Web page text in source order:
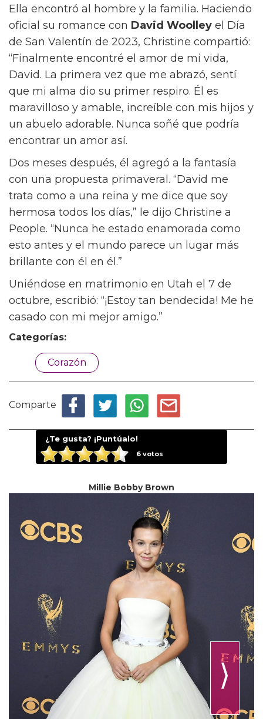
Ella encontró al hombre y la familia. Haciendo
oficial su romance con David Woolley el Día
de San Valentín de 2023, Christine compartió:
“Finalmente encontré el amor de mi vida,
David. La primera vez que me abrazó, sentí
que mi alma dio su primer respiro. Él es
maravilloso y amable, increíble con mis hijos y
un abuelo adorable. Nunca soñé que podría
encontrar un amor así.
Dos meses después, él agregó a la fantasía
con una propuesta primaveral. “David me
trata como a una reina y me dice que soy
hermosa todos los días,” le dijo Christine a
People. “Nunca he estado enamorada como
esto antes y el mundo parece un lugar más
brillante con él en él.”
Uniéndose en matrimonio en Utah el 7 de
octubre, escribió: “¡Estoy tan bendecida! Me he
casado con mi mejor amigo.”
Categorías:
Corazón
Comparte
¿Te gusta? ¡Puntúalo!
6votos
Millie Bobby Brown
⟩